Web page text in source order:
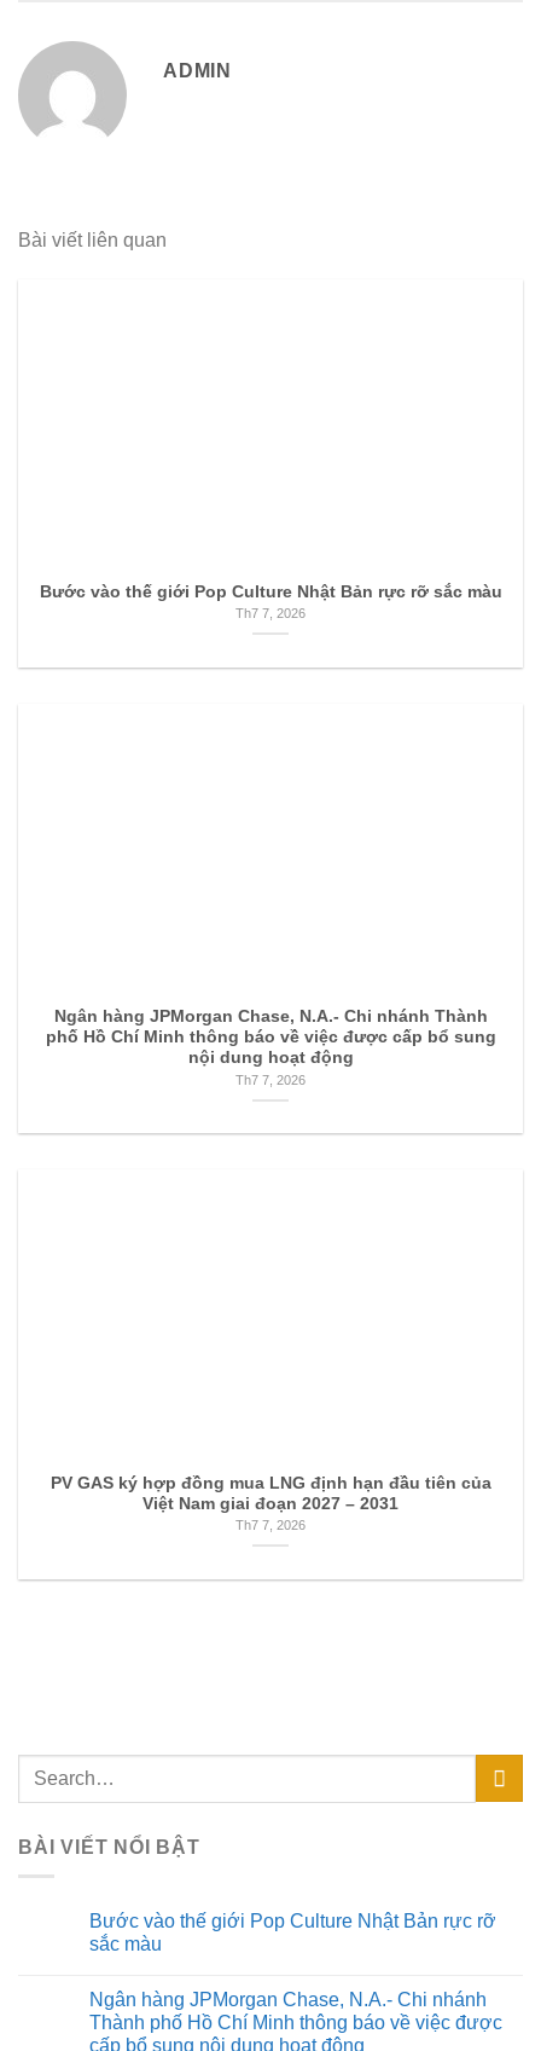
ADMIN
Bài viết liên quan
Bước vào thế giới Pop Culture Nhật Bản rực rỡ sắc màu
Th7 7, 2026
Ngân hàng JPMorgan Chase, N.A.- Chi nhánh Thành
phố Hồ Chí Minh thông báo về việc được cấp bổ sung
nội dung hoạt động
Th7 7, 2026
PV GAS ký hợp đồng mua LNG định hạn đầu tiên của
Việt Nam giai đoạn 2027 – 2031
Th7 7, 2026
BÀI VIẾT NỔI BẬT
Bước vào thế giới Pop Culture Nhật Bản rực rỡ
sắc màu
Ngân hàng JPMorgan Chase, N.A.- Chi nhánh
Thành phố Hồ Chí Minh thông báo về việc được
cấp bổ sung nội dung hoạt động